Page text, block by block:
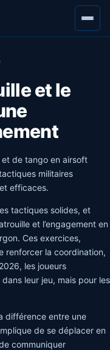
et le
de tango en airsoft
militaires
efficaces.
tactiques solides, et
et l’engagement en
Ces exercices,
renforcer la coordination,
les joueurs
leur jeu, mais pour les
différence entre une
de se déplacer en
communiquer